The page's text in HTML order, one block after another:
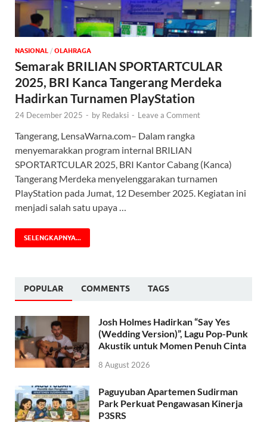
NASIONAL / OLAHRAGA
Semarak BRILIAN SPORTARTCULAR
2025, BRI Kanca Tangerang Merdeka
Hadirkan Turnamen PlayStation
24 December 2025 - by Redaksi - Leave a Comment
Tangerang, LensaWarna.com– Dalam rangka
menyemarakkan program internal BRILIAN
SPORTARTCULAR 2025, BRI Kantor Cabang (Kanca)
Tangerang Merdeka menyelenggarakan turnamen
PlayStation pada Jumat, 12 Desember 2025. Kegiatan ini
menjadi salah satu upaya …
SELENGKAPNYA...
POPULAR COMMENTS TAGS
Josh Holmes Hadirkan “Say Yes
(Wedding Version)”, Lagu Pop-Punk
Akustik untuk Momen Penuh Cinta
8 August 2026
Paguyuban Apartemen Sudirman
Park Perkuat Pengawasan Kinerja
P3SRS